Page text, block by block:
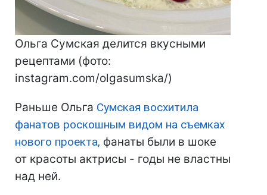
Ольга Сумская делится вкусными
рецептами (фото:
instagram.com/olgasumska/)
Раньше Ольга Сумская восхитила
фанатов роскошным видом на съемках
нового проекта, фанаты были в шоке
от красоты актрисы - годы не властны
над ней.